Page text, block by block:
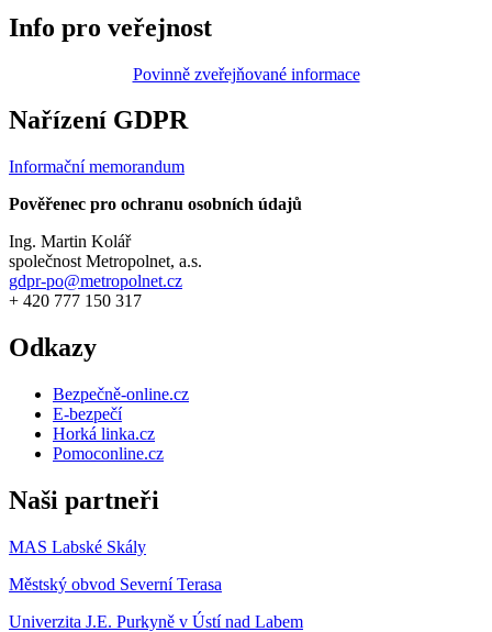
Info pro veřejnost
Povinně zveřejňované informace
Nařízení GDPR
Informační memorandum
Pověřenec pro ochranu osobních údajů
Ing. Martin Kolář
společnost Metropolnet, a.s.
gdpr-po@metropolnet.cz
+ 420 777 150 317
Odkazy
Bezpečně-online.cz
E-bezpečí
Horká linka.cz
Pomoconline.cz
Naši partneři
MAS Labské Skály
Městský obvod Severní Terasa
Univerzita J.E. Purkyně v Ústí nad Labem